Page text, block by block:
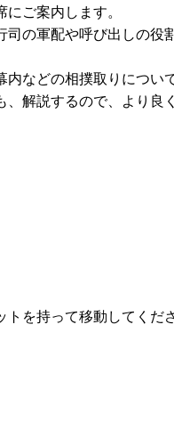
ご案内します。
司の軍配や呼び出しの役
などの相撲取りについ
、解説するので、より良
トを持って移動してくだ